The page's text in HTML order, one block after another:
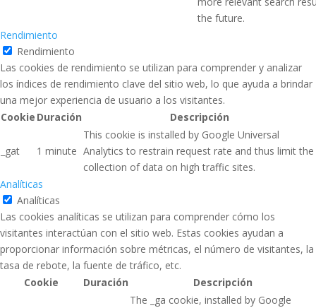
the future.
Rendimiento
Rendimiento
Las cookies de rendimiento se utilizan para comprender y analizar
los índices de rendimiento clave del sitio web, lo que ayuda a brindar
una mejor experiencia de usuario a los visitantes.
Cookie Duración Descripción
_gat 1 minute
This cookie is installed by Google Universal
Analytics to restrain request rate and thus limit the
collection of data on high traffic sites.
Analíticas
Analíticas
Las cookies analíticas se utilizan para comprender cómo los
visitantes interactúan con el sitio web. Estas cookies ayudan a
proporcionar información sobre métricas, el número de visitantes, la
tasa de rebote, la fuente de tráfico, etc.
Cookie
Duración Descripción
The _ga cookie, installed by Google